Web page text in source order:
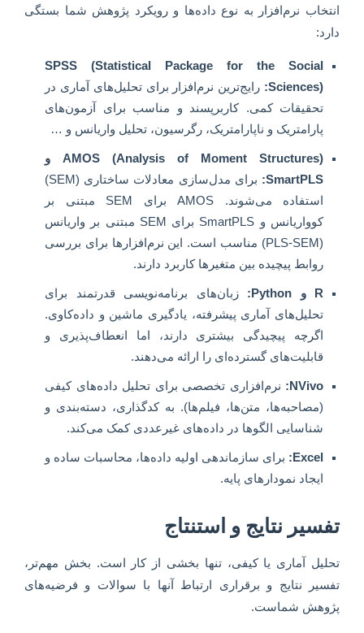
انتخاب نرم‌افزار به نوع داده‌ها و رویکرد پژوهش شما بستگی
دارد:
SPSS (Statistical Package for the Social
Sciences):
رایج‌ترین نرم‌افزار برای تحلیل‌های آماری در
تحقیقات کمی. کاربرپسند و مناسب برای آزمون‌های
پارامتریک و ناپارامتریک، رگرسیون، تحلیل واریانس و …
AMOS (Analysis of Moment Structures) و
SmartPLS:
برای مدل‌سازی معادلات ساختاری (SEM)
استفاده می‌شوند. AMOS برای SEM مبتنی بر
کوواریانس و SmartPLS برای SEM مبتنی بر واریانس
(PLS-SEM) مناسب است. این نرم‌افزارها برای بررسی
روابط پیچیده بین متغیرها کاربرد دارند.
R و Python:
زبان‌های برنامه‌نویسی قدرتمند برای
تحلیل‌های آماری پیشرفته، یادگیری ماشین و داده‌کاوی.
اگرچه پیچیدگی بیشتری دارند، اما انعطاف‌پذیری و
قابلیت‌های گسترده‌ای را ارائه می‌دهند.
NVivo:
نرم‌افزاری تخصصی برای تحلیل داده‌های کیفی
(مصاحبه‌ها، متن‌ها، فیلم‌ها). به کدگذاری، دسته‌بندی و
شناسایی الگوها در داده‌های غیرعددی کمک می‌کند.
Excel:
برای سازماندهی اولیه داده‌ها، محاسبات ساده و
ایجاد نمودارهای پایه.
تفسیر نتایج و استنتاج
تحلیل آماری یا کیفی، تنها بخشی از کار است. بخش مهم‌تر،
تفسیر نتایج و برقراری ارتباط آنها با سوالات و فرضیه‌های
پژوهش شماست.